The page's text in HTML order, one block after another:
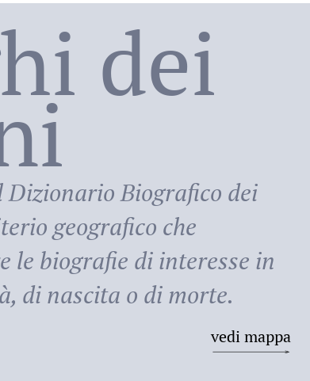
dei
Dizionario Biografico dei
geografico che
le biografie di interesse in
di nascita o di morte.
vedi mappa